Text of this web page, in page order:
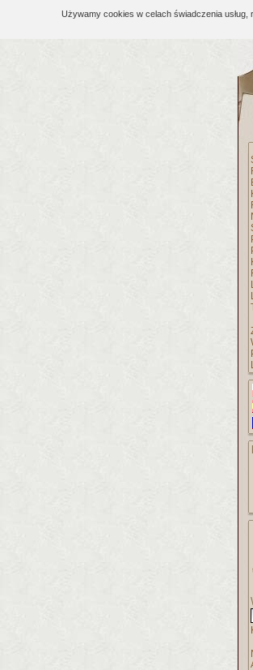
Używamy cookies w celach świadczenia